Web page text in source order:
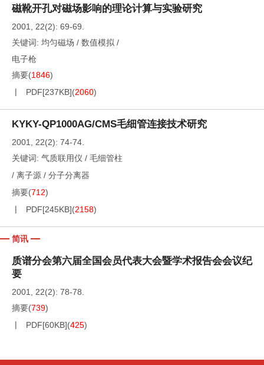
磁靴开孔对磁场影响的理论计算与实验研究
2001, 22(2): 69-69.
关键词: 均匀磁场 / 数值模拟 /
电子枪
摘要(1846)
PDF[237KB](2060)
KYKY-QP1000AG/CMS毛细管连接技术研究
2001, 22(2): 74-74.
关键词: 气质联用仪 / 毛细管柱
/ 离子源 / 分子分离器
摘要(712)
PDF[245KB](2158)
简讯
质谱分会第六届全国会员代表大会暨学术报告会会议纪
要
2001, 22(2): 78-78.
摘要(739)
PDF[60KB](425)